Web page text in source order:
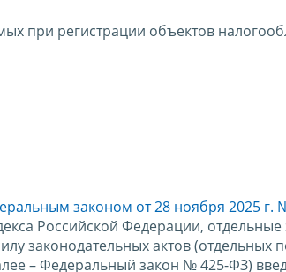
при регистрации объектов
законом от 28 ноября 2025 г.
Российской Федерации, отдельные
законодательных актов (отдельных
– Федеральный закон № 425-ФЗ)